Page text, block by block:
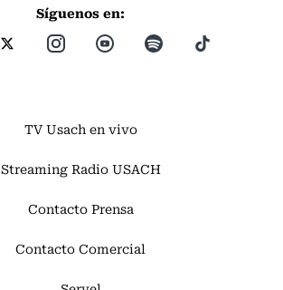
Síguenos en:
TV Usach en vivo
Streaming Radio USACH
Contacto Prensa
Contacto Comercial